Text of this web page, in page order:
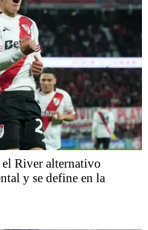
River alternativo
y se define en la